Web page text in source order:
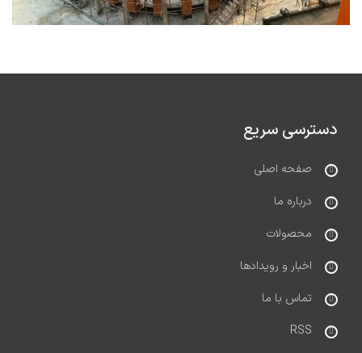
دسترسی سریع
صفحه اصلی
درباره ما
محصولات
اخبار و رویدادها
تماس با ما
RSS